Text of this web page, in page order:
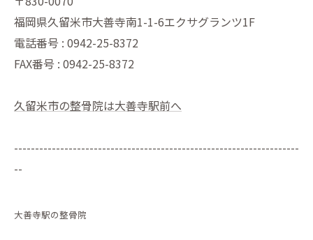
福岡県久留米市大善寺南1-1-6エクサグランツ1F
電話番号 : 0942-25-8372
FAX番号 : 0942-25-8372
久留米市の整骨院は大善寺駅前へ
--------------------------------------------------------------------
--
大善寺駅の整骨院